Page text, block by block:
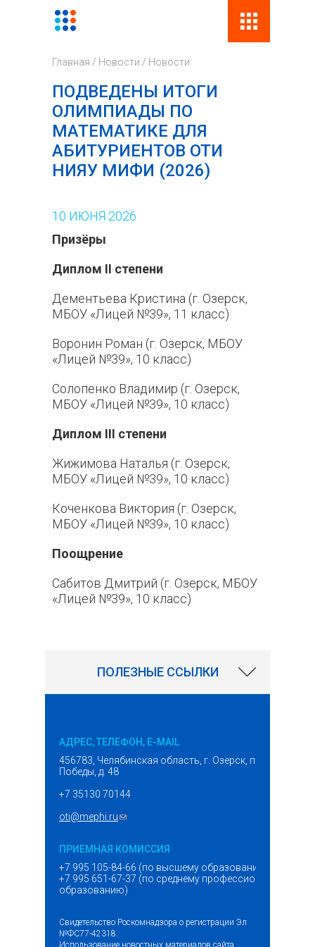
Главная / Новости / Новости
ПОДВЕДЕНЫ ИТОГИ
ОЛИМПИАДЫ ПО
МАТЕМАТИКЕ ДЛЯ
АБИТУРИЕНТОВ ОТИ
НИЯУ МИФИ (2026)
10 ИЮНЯ 2026
Призёры
Диплом II степени
Дементьева Кристина (г. Озерск,
МБОУ «Лицей №39», 11 класс)
Воронин Роман (г. Озерск, МБОУ
«Лицей №39», 10 класс)
Солопенко Владимир (г. Озерск,
МБОУ «Лицей №39», 10 класс)
Диплом III степени
Жижимова Наталья (г. Озерск,
МБОУ «Лицей №39», 10 класс)
Коченкова Виктория (г. Озерск,
МБОУ «Лицей №39», 10 класс)
Поощрение
Сабитов Дмитрий (г. Озерск, МБОУ
«Лицей №39», 10 класс)
ПОЛЕЗНЫЕ ССЫЛКИ
АДРЕС, ТЕЛЕФОН, E-MAIL
456783, Челябинская область, г. Озерск, проспект
Победы, д. 48
+7 35130 70144
oti@mephi.ru(ссылка для отправки email)
ПРИЕМНАЯ КОМИССИЯ
+7 995 105-84-66 (по высшему образованию)
+7 995 651-67-37 (по среднему профессиональному
образованию)
Свидетельство Роскомнадзора о регистрации Эл
№ФС77-42318.
Использование новостных материалов сайта